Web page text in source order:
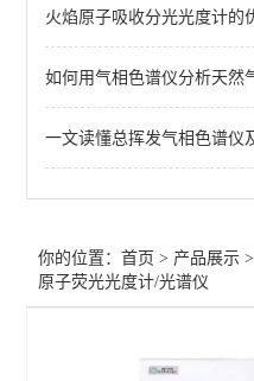
rohs检测仪/X荧光光谱仪
查
火焰原子吸收分光光度计的
如何用气相色谱仪分析天然
一文读懂总挥发气相色谱仪
你的位置：首页 > 产品展示 >
原子荧光光度计/光谱仪